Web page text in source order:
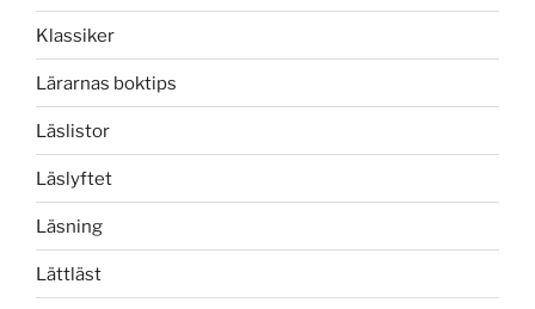
Klassiker
Lärarnas boktips
Läslistor
Läslyftet
Läsning
Lättläst